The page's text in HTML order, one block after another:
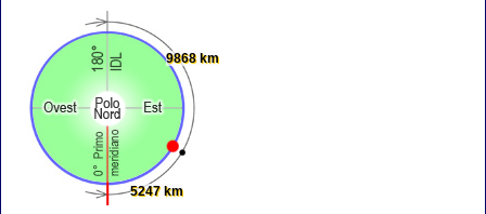
5247 km
9868 km